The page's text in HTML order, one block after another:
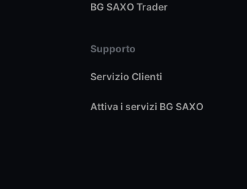
BG SAXO Trader
Supporto
Servizio Clienti
Attiva i servizi BG SAXO